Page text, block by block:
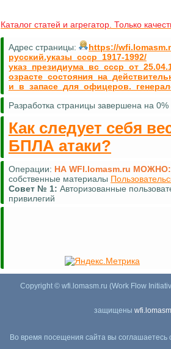
Каталог статей и агрегатор. Только
Адрес страницы:
https://
русский.указы_ссср_1917-1992/
Разработка страницы завершена на 0%
Как следует себя
БПЛА атаки?
Операции: НА WFI.lomasm.ru МОЖНО:
собственные материалы
Совет № 1: Авторизованные
привилегий
Copyright © wfi.lomasm.ru (Work Flow
защищены
Во время посещения сайта вы соглашаетесь